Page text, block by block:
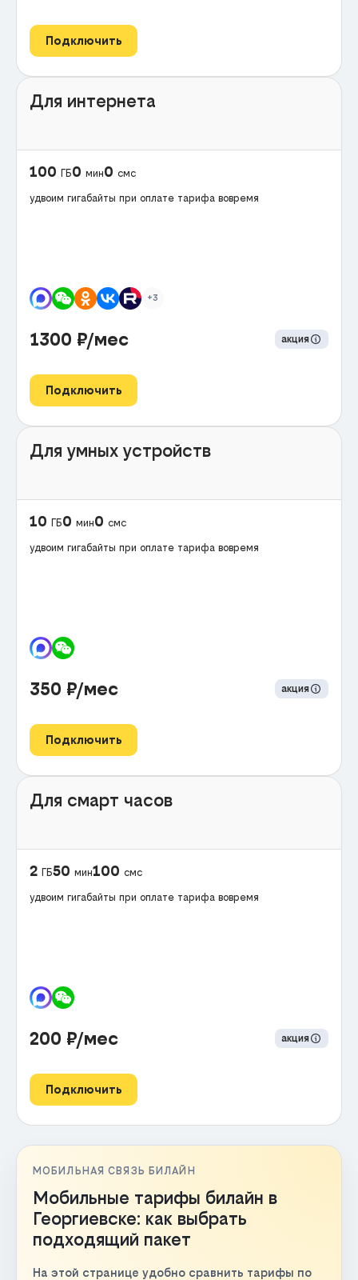
Подключить
Для интернета
100 ГБ0 мин0 смс
удвоим гигабайты при оплате тарифа вовремя
+3
1300 ₽/мес акция
Подключить
Для умных устройств
10 ГБ0 мин0 смс
удвоим гигабайты при оплате тарифа вовремя
350 ₽/мес акция
Подключить
Для смарт часов
2 ГБ50 мин100 смс
удвоим гигабайты при оплате тарифа вовремя
200 ₽/мес акция
Подключить
МОБИЛЬНАЯ СВЯЗЬ БИЛАЙН
Мобильные тарифы билайн в
Георгиевске: как выбрать
подходящий пакет
На этой странице удобно сравнить тарифы по